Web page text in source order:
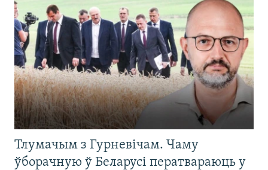
Тлумачым з Гурневічам. Чаму
ўборачную ў Беларусі ператвараюць у